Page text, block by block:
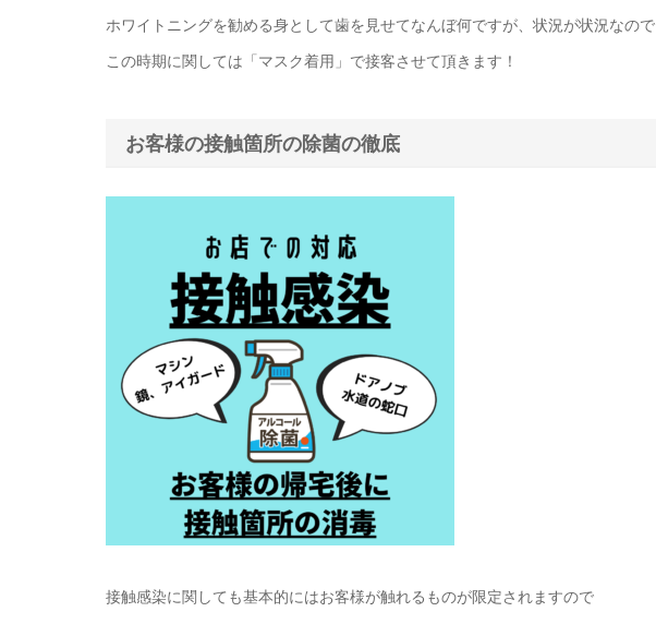
ホワイトニングを勧める身として歯を見せてなんぼ何ですが、状況が状況なので
この時期に関しては「マスク着用」で接客させて頂きます！
お客様の接触箇所の除菌の徹底
接触感染に関しても基本的にはお客様が触れるものが限定されますので